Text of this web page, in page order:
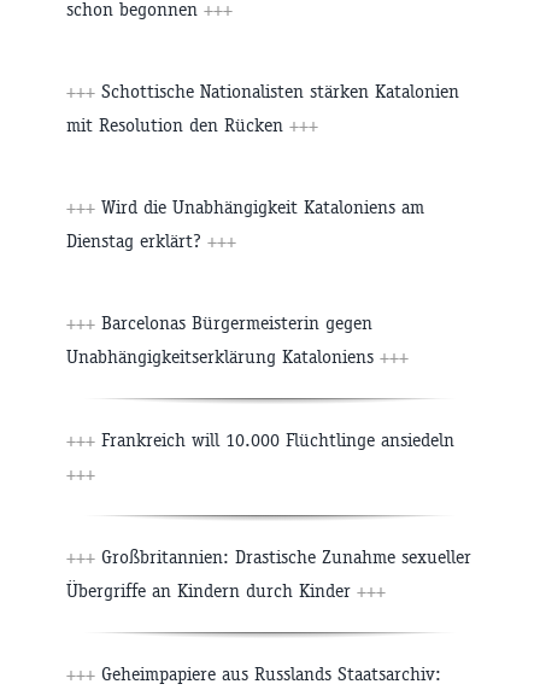
schon begonnen +++
+++ Schottische Nationalisten stärken Katalonien
mit Resolution den Rücken +++
+++ Wird die Unabhängigkeit Kataloniens am
Dienstag erklärt? +++
+++ Barcelonas Bürgermeisterin gegen
Unabhängigkeitserklärung Kataloniens +++
+++ Frankreich will 10.000 Flüchtlinge ansiedeln
+++
+++ Großbritannien: Drastische Zunahme sexueller
Übergriffe an Kindern durch Kinder +++
+++ Geheimpapiere aus Russlands Staatsarchiv: